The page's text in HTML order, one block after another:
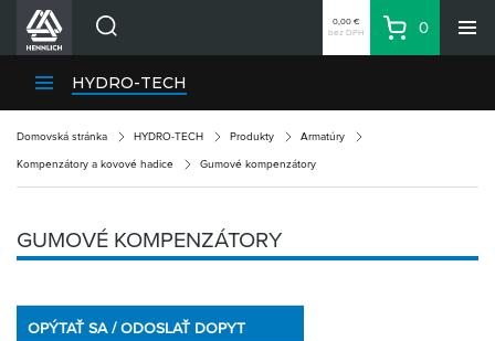
Divízie HENNLICH
Kariéra
Kontakty
Prihlásenie
0,00 €
bez DPH
Košík
0
HYDRO-TECH
Domovská stránka HYDRO-TECH Produkty Armatúry
Kompenzátory a kovové hadice Gumové kompenzátory
GUMOVÉ KOMPENZÁTORY
OPÝTAŤ SA / ODOSLAŤ DOPYT